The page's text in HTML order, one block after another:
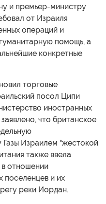
и премьер-министру
от Израиля
операций и
гуманитарную помощь, а
конкретные
торговые
посол Ципи
иностранных
что британское
Израилем "жестокой
также ввела
в отношении
поселенцев и их
реки Иордан.